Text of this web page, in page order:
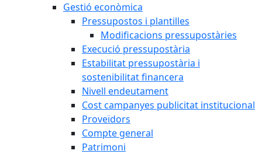
Gestió econòmica
Pressupostos i plantilles
Modificacions pressupostàries
Execució pressupostària
Estabilitat pressupostària i
sostenibilitat financera
Nivell endeutament
Cost campanyes publicitat institucional
Proveïdors
Compte general
Patrimoni